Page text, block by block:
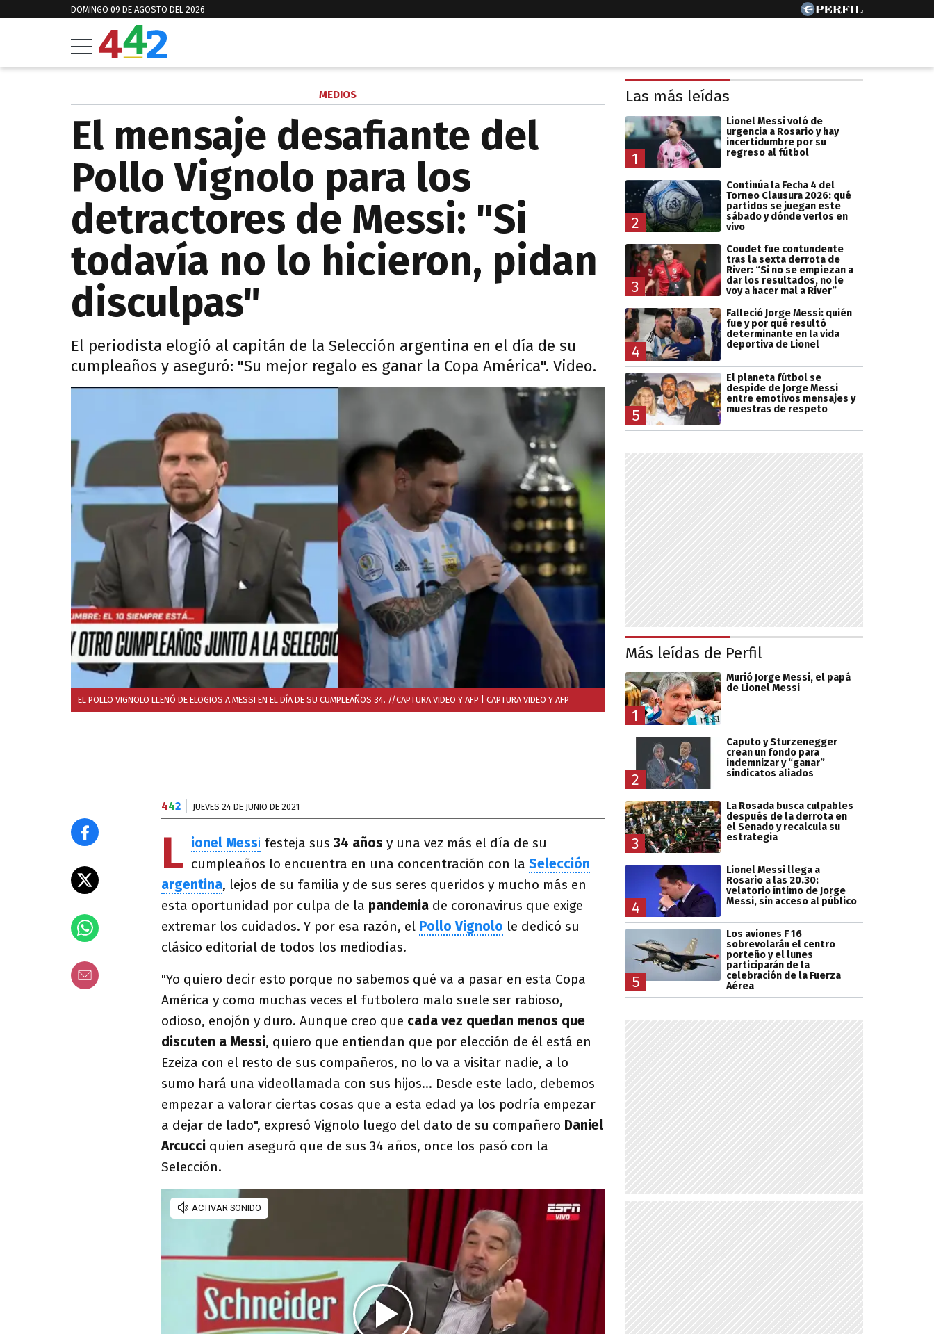
DOMINGO 09 DE AGOSTO DEL 2026
MEDIOS
El mensaje desafiante del
Pollo Vignolo para los
detractores de Messi: "Si
todavía no lo hicieron, pidan
disculpas"
El periodista elogió al capitán de la Selección argentina en el día de su
cumpleaños y aseguró: "Su mejor regalo es ganar la Copa América". Video.
EL POLLO VIGNOLO LLENÓ DE ELOGIOS A MESSI EN EL DÍA DE SU CUMPLEAÑOS 34. //CAPTURA VIDEO Y AFP | CAPTURA VIDEO Y AFP
442 JUEVES 24 DE JUNIO DE 2021
L ionel Messi festeja sus 34 años y una vez más el día de su
cumpleaños lo encuentra en una concentración con la Selección
argentina, lejos de su familia y de sus seres queridos y mucho más en
esta oportunidad por culpa de la pandemia de coronavirus que exige
extremar los cuidados. Y por esa razón, el Pollo Vignolo le dedicó su
clásico editorial de todos los mediodías.
"Yo quiero decir esto porque no sabemos qué va a pasar en esta Copa
América y como muchas veces el futbolero malo suele ser rabioso,
odioso, enojón y duro. Aunque creo que cada vez quedan menos que
discuten a Messi, quiero que entiendan que por elección de él está en
Ezeiza con el resto de sus compañeros, no lo va a visitar nadie, a lo
sumo hará una videollamada con sus hijos... Desde este lado, debemos
empezar a valorar ciertas cosas que a esta edad ya los podría empezar
a dejar de lado", expresó Vignolo luego del dato de su compañero Daniel
Arcucci quien aseguró que de sus 34 años, once los pasó con la
Selección.
Las más leídas
1
Lionel Messi voló de
urgencia a Rosario y hay
incertidumbre por su
regreso al fútbol
2
Continúa la Fecha 4 del
Torneo Clausura 2026: qué
partidos se juegan este
sábado y dónde verlos en
vivo
3
Coudet fue contundente
tras la sexta derrota de
River: “Si no se empiezan a
dar los resultados, no le
voy a hacer mal a River”
4
Falleció Jorge Messi: quién
fue y por qué resultó
determinante en la vida
deportiva de Lionel
5
El planeta fútbol se
despide de Jorge Messi
entre emotivos mensajes y
muestras de respeto
Más leídas de Perfil
1
Murió Jorge Messi, el papá
de Lionel Messi
2
Caputo y Sturzenegger
crean un fondo para
indemnizar y “ganar”
sindicatos aliados
3
La Rosada busca culpables
después de la derrota en
el Senado y recalcula su
estrategia
4
Lionel Messi llega a
Rosario a las 20.30:
velatorio íntimo de Jorge
Messi, sin acceso al público
5
Los aviones F 16
sobrevolarán el centro
porteño y el lunes
participarán de la
celebración de la Fuerza
Aérea